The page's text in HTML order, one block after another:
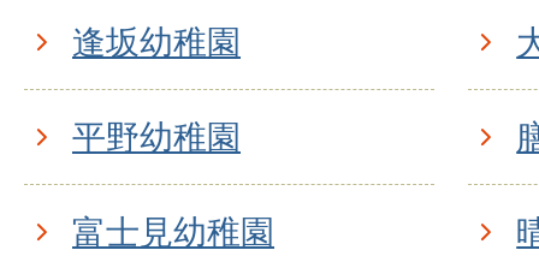
逢坂幼稚園
平野幼稚園
富士見幼稚園